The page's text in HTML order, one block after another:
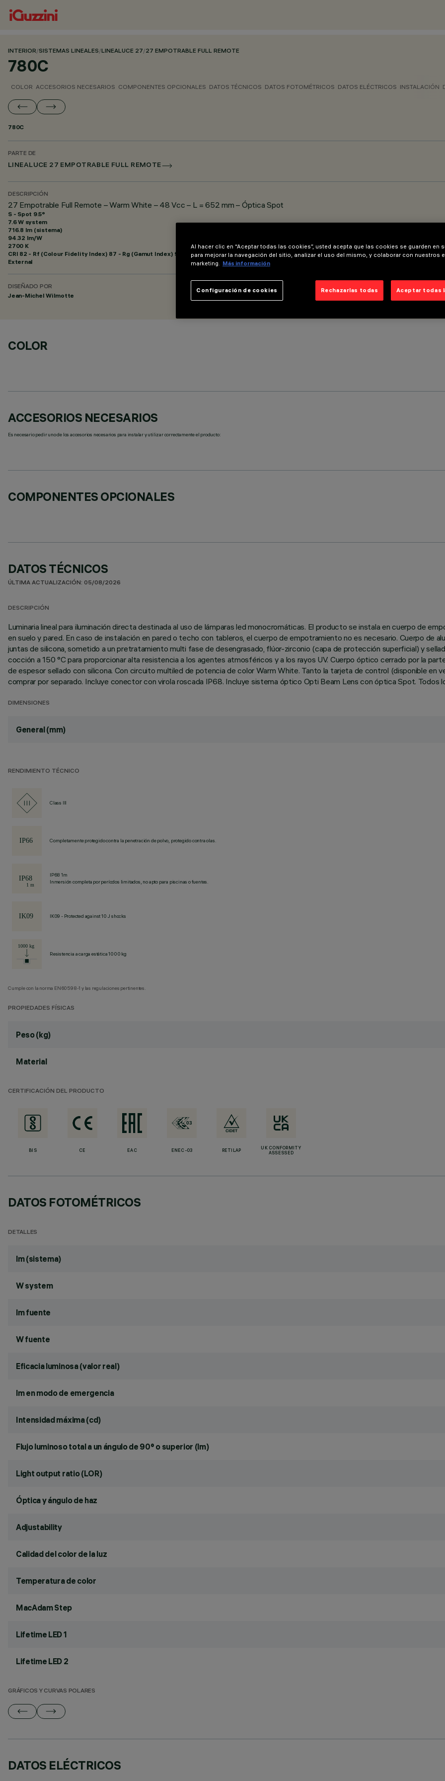
INTERIOR/SISTEMAS LINEALES/LINEALUCE 27/27 EMPOTRABLE FULL REMOTE
780C
COLOR ACCESORIOS NECESARIOS COMPONENTES OPCIONALES DATOS TÉCNICOS DATOS FOTOMÉTRICOS DATOS ELÉCTRICOS INSTALACIÓN
780C
PARTE DE
LINEALUCE 27 EMPOTRABLE FULL REMOTE
DESCRIPCIÓN
27 Empotrable Full Remote – Warm White – 48 Vcc – L = 652 mm – Óptica Spot
S - Spot 9.5°
7.6 W system
716.8 lm (sistema)
94.32 lm/W
2700 K
CRI 82 - Rf (Colour Fidelity Index) 87 - Rg (Gamut Index) 95
External
DISEÑADO POR
Jean-Michel Wilmotte
COLOR
ACCESORIOS NECESARIOS
Es necesario pedir uno de los accesorios necesarios para instalar y utilizar correctamente el producto:
COMPONENTES OPCIONALES
DATOS TÉCNICOS
ÚLTIMA ACTUALIZACIÓN: 05/08/2026
DESCRIPCIÓN
Luminaria lineal para iluminación directa destinada al uso de lámparas led monocromáticas. El producto se instala en cuerpo de
en suelo y pared. En caso de instalación en pared o techo con tableros, el cuerpo de empotramiento no es necesario. Cuerpo de
juntas de silicona, sometido a un pretratamiento multi fase de desengrasado, flúor-zirconio (capa de protección superficial) y
cocción a 150 °C para proporcionar alta resistencia a los agentes atmosféricos y a los rayos UV. Cuerpo óptico cerrado por la
de espesor sellado con silicona. Con circuito multiled de potencia de color Warm White. Tanto la tarjeta de control (disponible en
comprar por separado. Incluye conector con virola roscada IP68. Incluye sistema óptico Opti Beam Lens con óptica Spot. Todos
DIMENSIONES
General (mm)
RENDIMIENTO TÉCNICO
Class III
Completamente protegido contra la penetración de polvo, protegido contra olas.
IP68 1m
Inmersión completa por períodos limitados, no apto para piscinas o fuentes.
IK09 - Protected against 10 J shocks
Resistencia a carga estática 1000 kg
Cumple con la norma EN60598-1 y las regulaciones pertinentes.
PROPIEDADES FÍSICAS
Peso (kg)
Material
CERTIFICACIÓN DEL PRODUCTO
BIS CE EAC ENEC-03 RETILAP
UK CONFORMITY
ASSESSED
DATOS FOTOMÉTRICOS
DETALLES
lm (sistema)
W system
lm fuente
W fuente
Eficacia luminosa (valor real)
lm en modo de emergencia
Intensidad máxima (cd)
Flujo luminoso total a un ángulo de 90° o superior (lm)
Light output ratio (LOR)
Óptica y ángulo de haz
Adjustability
Calidad del color de la luz
Temperatura de color
MacAdam Step
Lifetime LED 1
Lifetime LED 2
GRÁFICOS Y CURVAS POLARES
DATOS ELÉCTRICOS
Al hacer clic en “Aceptar todas las cookies”, usted acepta que las cookies se guarden en
para mejorar la navegación del sitio, analizar el uso del mismo, y colaborar con nuestros
marketing. Más información
Rechazarlas todas Aceptar todas
Configuración de cookies